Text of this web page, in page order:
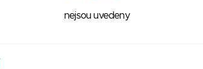
nejsou uvedeny